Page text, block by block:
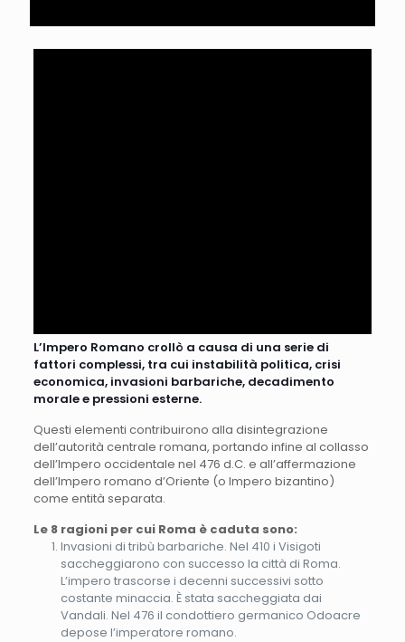
L’Impero Romano crollò a causa di una serie di
fattori complessi, tra cui instabilità politica, crisi
economica, invasioni barbariche, decadimento
morale e pressioni esterne.
Questi elementi contribuirono alla disintegrazione
dell’autorità centrale romana, portando infine al collasso
dell’Impero occidentale nel 476 d.C. e all’affermazione
dell’Impero romano d’Oriente (o Impero bizantino)
come entità separata.
Le 8 ragioni per cui Roma è caduta sono:
Invasioni di tribù barbariche. Nel 410 i Visigoti
saccheggiarono con successo la città di Roma.
L’impero trascorse i decenni successivi sotto
costante minaccia. È stata saccheggiata dai
Vandali. Nel 476 il condottiero germanico Odoacre
depose l’imperatore romano.